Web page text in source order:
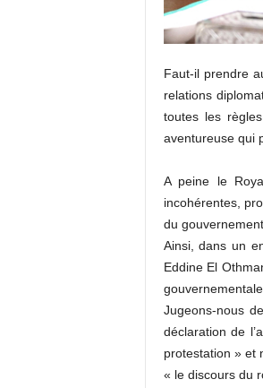
Faut-il prendre
relations
toutes les
aventureuse qui
A peine le
incohérentes,
du
Ainsi, dans un
Eddine El
Jugeons-nous
déclaration de
protestation » et
« le discours du